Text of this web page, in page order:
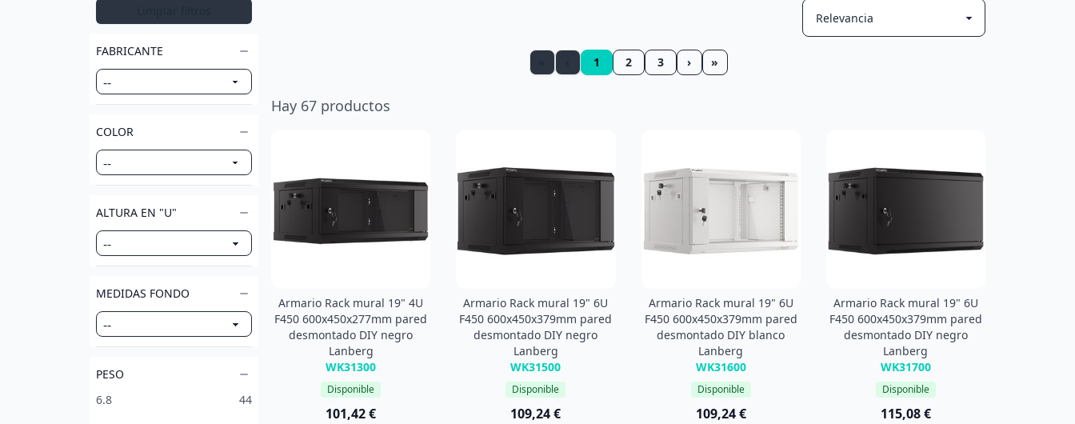
FABRICANTE
COLOR
ALTURA EN "U"
MEDIDAS FONDO
PESO
6.8
44
1 2 3 › »
Hay 67 productos
Armario Rack mural 19" 4U
F450 600x450x277mm pared
desmontado DIY negro
Lanberg
WK31300
Disponible
101,42 €
Armario Rack mural 19" 6U
F450 600x450x379mm pared
desmontado DIY negro
Lanberg
WK31500
Disponible
109,24 €
Armario Rack mural 19" 6U
F450 600x450x379mm pared
desmontado DIY blanco
Lanberg
WK31600
Disponible
109,24 €
Armario Rack mural 19" 6U
F450 600x450x379mm pared
desmontado DIY negro
Lanberg
WK31700
Disponible
115,08 €